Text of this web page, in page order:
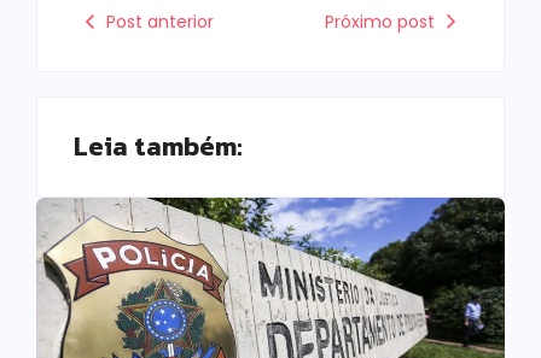
Post anterior Próximo post
Leia também: